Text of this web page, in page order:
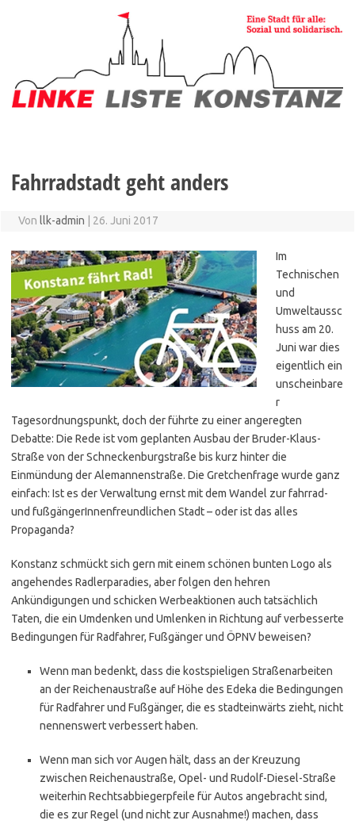
Fahrradstadt geht anders
Von llk-admin 26. Juni 2017
Im
Technischen
und
Umweltaussc
huss am 20.
Juni war dies
eigentlich ein
unscheinbare
r
Tagesordnungs­punkt, doch der führte zu einer angeregten
Debatte: Die Rede ist vom geplanten Ausbau der Bruder-Klaus-
Straße von der Schneckenburgstraße bis kurz hinter die
Einmündung der Alemannenstraße. Die Gretchenfrage wurde ganz
einfach: Ist es der Verwaltung ernst mit dem Wandel zur fahrrad-
und fußgängerInnenfreundlichen Stadt – oder ist das alles
Propaganda?
Konstanz schmückt sich gern mit einem schönen bunten Logo als
angehendes Radlerparadies, aber folgen den hehren
Ankündigungen und schicken Werbeaktionen auch tatsächlich
Taten, die ein Umdenken und Umlenken in Richtung auf verbesserte
Bedingungen für Radfahrer, Fußgänger und ÖPNV beweisen?
Wenn man bedenkt, dass die kostspieligen Straßenarbeiten
an der Reichenaustraße auf Höhe des Edeka die Bedingungen
für Radfahrer und Fußgänger, die es stadteinwärts zieht, nicht
nennenswert verbessert haben.
Wenn man sich vor Augen hält, dass an der Kreuzung
zwischen Reichenaustraße, Opel- und Rudolf-Diesel-Straße
weiterhin Rechtsabbiegerpfeile für Autos angebracht sind,
die es zur Regel (und nicht zur Ausnahme!) machen, dass